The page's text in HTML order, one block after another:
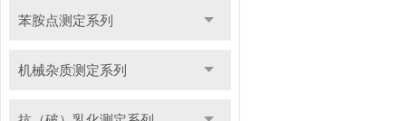
苯胺点测定系列
机械杂质测定系列